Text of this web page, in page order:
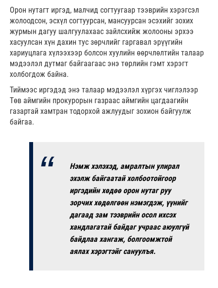
Орон нутагт иргэд, малчид согтуугаар тээврийн хэрэгсэл
жолоодсон, эсхүл согтуурсан, мансуурсан эсэхийг зохих
журмын дагуу шалгуулахаас зайлсхийж жолооны эрхээ
хасуулсан хүн дахин тус зөрчлийг гаргавал эрүүгийн
хариуцлага хүлээхээр болсон хуулийн өөрчлөлтийн талаар
мэдээлэл дутмаг байгаагаас энэ төрлийн гэмт хэрэгт
холбогдож байна.
Тиймээс иргэдэд энэ талаар мэдээлэл хүргэх чиглэлээр
Төв аймгийн прокурорын газраас аймгийн цагдаагийн
газартай хамтран тодорхой ажлуудыг зохион байгуулж
байгаа.
Нэмж хэлэхэд, амралтын улирал
эхэлж байгаатай холбоотойгоор
иргэдийн хөдөө орон нутаг руу
зорчих хөдөлгөөн нэмэгдэж, үүнийг
дагаад зам тээврийн осол ихсэх
хандлагатай байдаг учраас аюулгүй
байдлаа хангаж, болгоомжтой
аялах хэрэгтэйг сануулъя.